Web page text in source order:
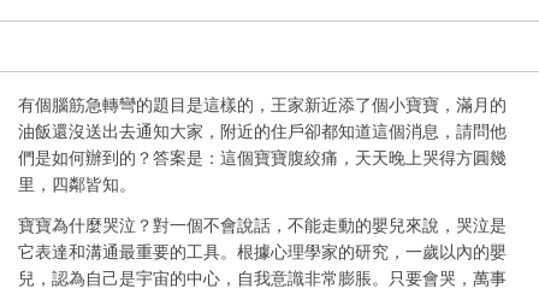
有個腦筋急轉彎的題目是這樣的，王家新近添了個小寶寶，滿月的
油飯還沒送出去通知大家，附近的住戶卻都知道這個消息，請問他
們是如何辦到的？答案是：這個寶寶腹絞痛，天天晚上哭得方圓幾
里，四鄰皆知。
寶寶為什麼哭泣？對一個不會說話，不能走動的嬰兒來說，哭泣是
它表達和溝通最重要的工具。根據心理學家的研究，一歲以內的嬰
兒，認為自己是宇宙的中心，自我意識非常膨脹。只要會哭，萬事